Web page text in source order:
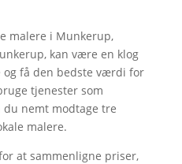
malere i Munkerup,
kan være en klog
få den bedste værdi for
tjenester som
nemt modtage tre
malere.
at sammenligne priser,